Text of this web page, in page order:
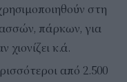
στη
πάρκων, για
χιονίζει κ.ά.
από 2.500